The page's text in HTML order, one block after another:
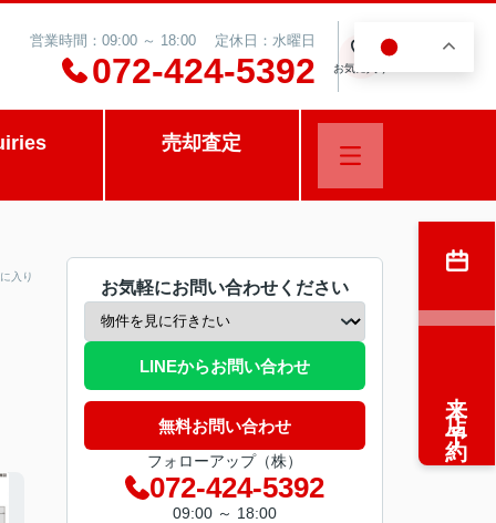
営業時間：09:00 ～ 18:00 定休日：水曜日
072-424-5392 お気に入り
売却査定
入り
お気軽にお問い合わせください
LINEからお問い合わせ
無料お問い合わせ
フォローアップ（株）
072-424-5392
09:00 ～ 18:00
来店予約